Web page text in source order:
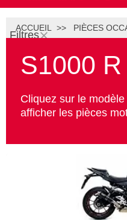
Filtres
ACCUEIL PIÈCES
S1000 R
Cliquez sur le
afficher les pièces